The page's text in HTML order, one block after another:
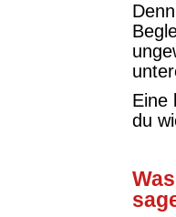
Eine
du